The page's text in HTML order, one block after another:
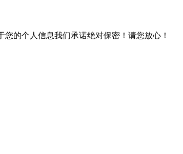
的个人信息我们承诺绝对保密！请您放心！